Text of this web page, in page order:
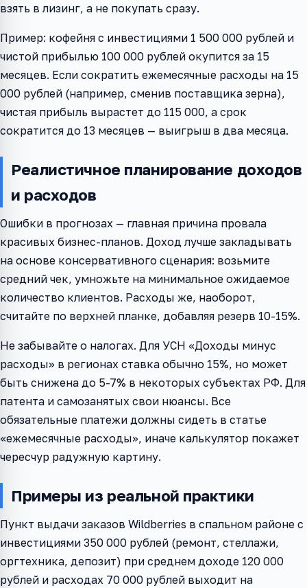
взять в лизинг, а не покупать сразу.
Пример: кофейня с инвестициями 1 500 000 рублей и
чистой прибылью 100 000 рублей окупится за 15
месяцев. Если сократить ежемесячные расходы на 15
000 рублей (например, сменив поставщика зерна),
чистая прибыль вырастет до 115 000, а срок
сократится до 13 месяцев — выигрыш в два месяца.
Реалистичное планирование доходов
и расходов
Ошибки в прогнозах — главная причина провала
красивых бизнес-планов. Доход лучше закладывать
на основе консервативного сценария: возьмите
средний чек, умножьте на минимальное ожидаемое
количество клиентов. Расходы же, наоборот,
считайте по верхней планке, добавляя резерв 10-15%.
Не забывайте о налогах. Для УСН «Доходы минус
расходы» в регионах ставка обычно 15%, но может
быть снижена до 5-7% в некоторых субъектах РФ. Для
патента и самозанятых свои нюансы. Все
обязательные платежи должны сидеть в статье
«ежемесячные расходы», иначе калькулятор покажет
чересчур радужную картину.
Примеры из реальной практики
Пункт выдачи заказов Wildberries в спальном районе с
инвестициями 350 000 рублей (ремонт, стеллажи,
оргтехника, депозит) при среднем доходе 120 000
рублей и расходах 70 000 рублей выходит на